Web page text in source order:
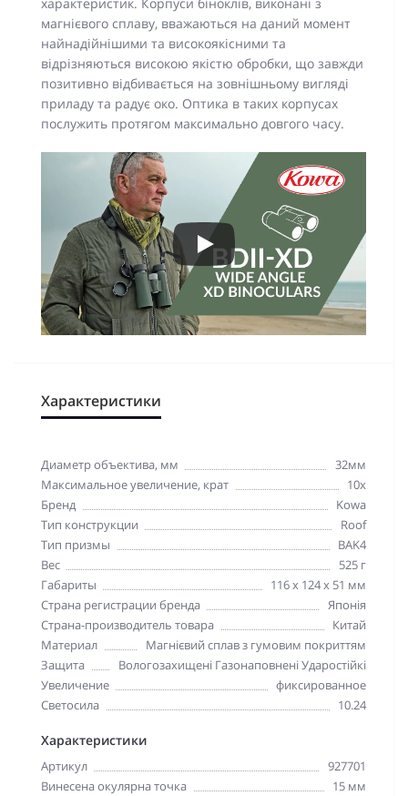
характеристик. Корпуси біноклів, виконані з
магнієвого сплаву, вважаються на даний момент
найнадійнішими та високоякісними та
відрізняються високою якістю обробки, що завжди
позитивно відбивається на зовнішньому вигляді
приладу та радує око. Оптика в таких корпусах
послужить протягом максимально довгого часу.
Характеристики
Диаметр объектива, мм
32мм
Максимальное увеличение, крат
10x
Бренд
Kowa
Тип конструкции
Roof
Тип призмы
BAK4
Вес
525 г
Габариты
116 x 124 x 51 мм
Страна регистрации бренда
Японія
Страна-производитель товара
Китай
Материал
Магнієвий сплав з гумовим покриттям
Защита
Вологозахищені Газонаповнені Ударостійкі
Увеличение
фиксированное
Светосила
10.24
Характеристики
Артикул
927701
Винесена окулярна точка
15 мм